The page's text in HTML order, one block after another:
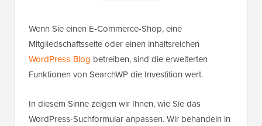
Wenn Sie einen E-Commerce-Shop, eine
Mitgliedschaftsseite oder einen inhaltsreichen
WordPress-Blog betreiben, sind die erweiterten
Funktionen von SearchWP die Investition wert.
In diesem Sinne zeigen wir Ihnen, wie Sie das
WordPress-Suchformular anpassen. Wir behandeln in